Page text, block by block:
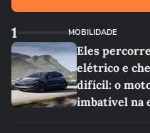
1 MOBILIDADE
Eles
elétrico e
difícil: o
imbatível na